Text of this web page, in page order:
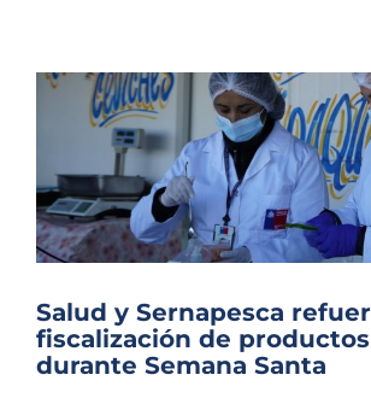
Salud y Sernapesca
fiscalización de
durante Semana Santa